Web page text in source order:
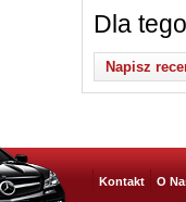
Dla
Napisz
Kontakt O